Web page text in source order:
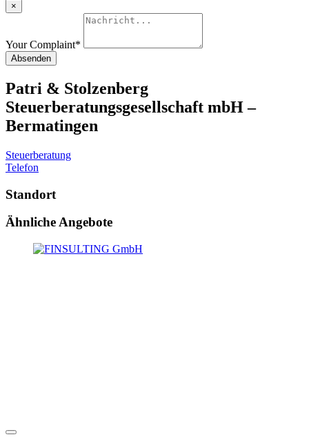
×
Your Complaint*
Absenden
Patri & Stolzenberg
Steuerberatungsgesellschaft mbH –
Bermatingen
Steuerberatung
Telefon
Standort
Ähnliche Angebote